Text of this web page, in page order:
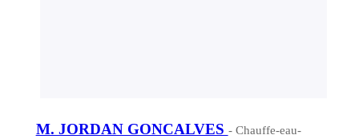
M. JORDAN GONCALVES - Chauffe-eau-